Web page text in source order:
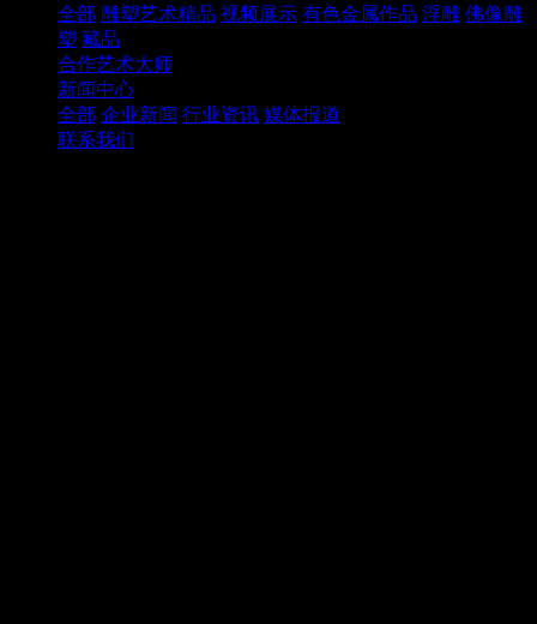
全部 雕塑艺术精品 视频展示 有色金属作品 浮雕 佛像雕
塑 藏品
合作艺术大师
新闻中心
全部 企业新闻 行业资讯 媒体报道
联系我们